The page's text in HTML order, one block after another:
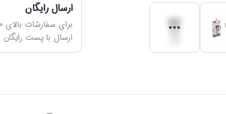
ارسال رایگان
ارسال با پست رایگان